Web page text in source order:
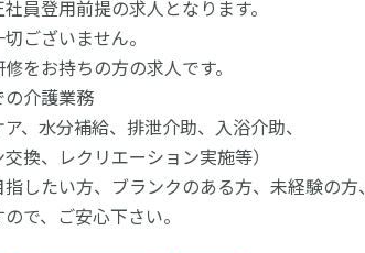
員登用前提の求人となります。
ございません。
をお持ちの方の求人です。
の介護業務
ア、水分補給、排泄介助、入浴介助、
換、レクリエーション実施等）
したい方、ブランクのある方、未経験の方、
で、ご安心下さい。